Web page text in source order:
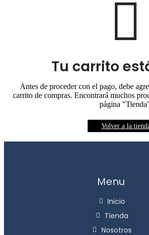
Tu carrito
Antes de proceder con el pago, debe
carrito de compras. Encontrará muchos
página
Volver a la
Menu
Inicio
Tienda
Nosotros